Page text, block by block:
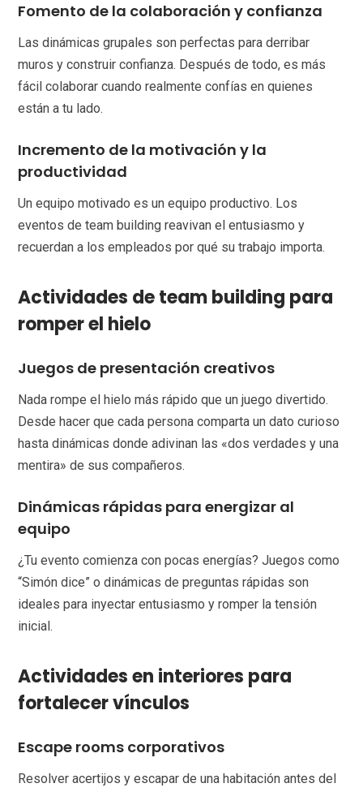
Fomento de la colaboración y confianza
Las dinámicas grupales son perfectas para derribar
muros y construir confianza. Después de todo, es más
fácil colaborar cuando realmente confías en quienes
están a tu lado.
Incremento de la motivación y la
productividad
Un equipo motivado es un equipo productivo. Los
eventos de team building reavivan el entusiasmo y
recuerdan a los empleados por qué su trabajo importa.
Actividades de team building para
romper el hielo
Juegos de presentación creativos
Nada rompe el hielo más rápido que un juego divertido.
Desde hacer que cada persona comparta un dato curioso
hasta dinámicas donde adivinan las «dos verdades y una
mentira» de sus compañeros.
Dinámicas rápidas para energizar al
equipo
¿Tu evento comienza con pocas energías? Juegos como
“Simón dice” o dinámicas de preguntas rápidas son
ideales para inyectar entusiasmo y romper la tensión
inicial.
Actividades en interiores para
fortalecer vínculos
Escape rooms corporativos
Resolver acertijos y escapar de una habitación antes del